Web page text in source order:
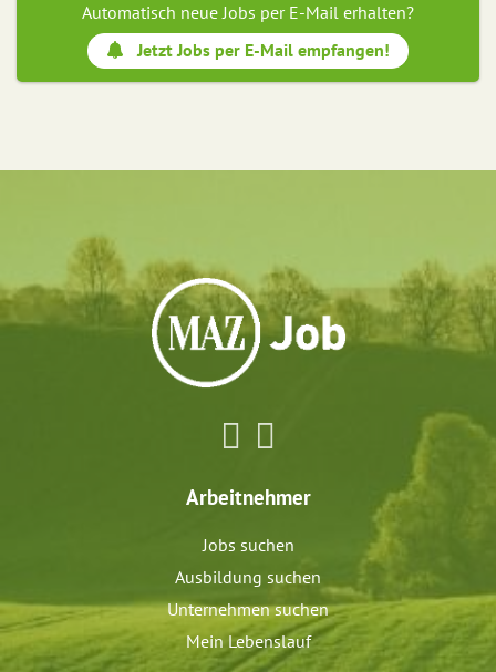
Automatisch neue Jobs per E-Mail erhalten?
Jetzt Jobs per E-Mail empfangen!
Arbeitnehmer
Jobs suchen
Ausbildung suchen
Unternehmen suchen
Mein Lebenslauf